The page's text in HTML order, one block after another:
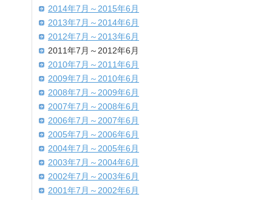
2014年7月～2015年6月
2013年7月～2014年6月
2012年7月～2013年6月
2011年7月～2012年6月
2010年7月～2011年6月
2009年7月～2010年6月
2008年7月～2009年6月
2007年7月～2008年6月
2006年7月～2007年6月
2005年7月～2006年6月
2004年7月～2005年6月
2003年7月～2004年6月
2002年7月～2003年6月
2001年7月～2002年6月